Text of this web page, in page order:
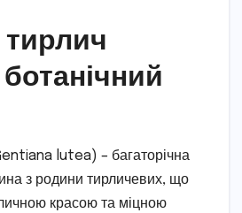
lutea) – багаторічна
з родини тирличевих, що
красою та міцною